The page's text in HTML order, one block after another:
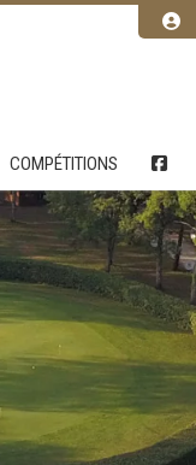
COMPÉTITIONS